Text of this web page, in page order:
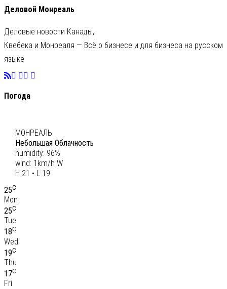
Деловой Монреаль
Деловые новости Канады,
Квебека и Монреаля — Всё о бизнесе и для бизнеса на русском
языке
Погода
МОНРЕАЛЬ
Небольшая Облачность
humidity: 96%
wind: 1km/h W
H 21 • L 19
25C
Mon
25C
Tue
18C
Wed
19C
Thu
17C
Fri